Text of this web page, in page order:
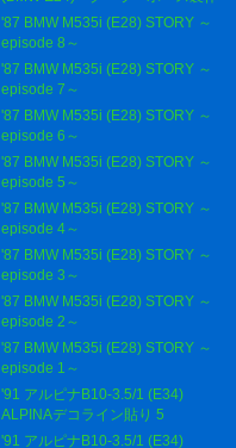
'87 BMW M535i (E28) STORY ～
episode 8～
'87 BMW M535i (E28) STORY ～
episode 7～
'87 BMW M535i (E28) STORY ～
episode 6～
'87 BMW M535i (E28) STORY ～
episode 5～
'87 BMW M535i (E28) STORY ～
episode 4～
'87 BMW M535i (E28) STORY ～
episode 3～
'87 BMW M535i (E28) STORY ～
episode 2～
'87 BMW M535i (E28) STORY ～
episode 1～
'91 アルピナB10-3.5/1 (E34)
ALPINAデコライン貼り 5
'91 アルピナB10-3.5/1 (E34)